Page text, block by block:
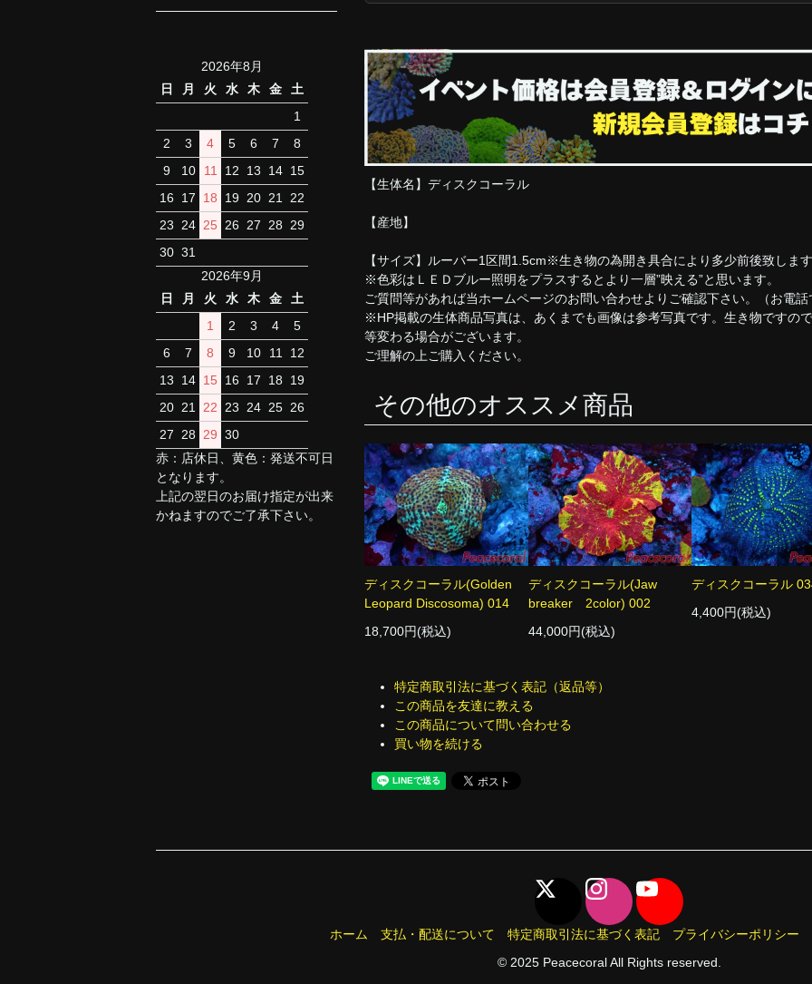
【生体名】ディスクコーラル
【産地】
【サイズ】ルーバー1区間1.5cm※生き物の為開き具合により多少前後致します
※色彩はＬＥＤブルー照明をプラスするとより一層”映える”と思います。
ご質問等があれば当ホームページのお問い合わせよりご確認下さい。（お電
※HP掲載の生体商品写真は、あくまでも画像は参考写真です。生き物ですの
等変わる場合がございます。
ご理解の上ご購入ください。
その他のオススメ商品
ディスクコーラル(Golden
Leopard Discosoma) 014
18,700円(税込)
ディスクコーラル(Jaw
breaker 2color) 002
44,000円(税込)
ディスクコーラル
4,400円(税込)
特定商取引法に基づく表記（返品等）
この商品を友達に教える
この商品について問い合わせる
買い物を続ける
2026年8月
日
月 火 水 木 金
土
1
2
3 4 5 6 7
8
9
10 11 12 13 14 15
16
17 18 19 20 21
22
23
24 25 26 27 28
29
30 31
2026年9月
日
月 火 水 木 金
土
1
2 3 4
5
6
7 8 9 10 11
12
13
14 15 16 17 18
19
20 21 22 23 24 25 26
27
28 29 30
赤：店休日、黄色：発送不可日
となります。
上記の翌日のお届け指定が出来
かねますのでご了承下さい。
ホーム 支払・配送について 特定商取引法に基づく表記
プライバシーポリシー
© 2025 Peacecoral All Rights reserved.